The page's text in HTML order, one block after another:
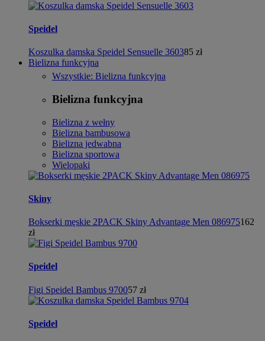
Speidel
Koszulka damska Speidel Sensuelle 360385 zł
Bielizna funkcyjna
Wszystkie: Bielizna funkcyjna
Bielizna funkcyjna
Bielizna z wełny
Bielizna bambusowa
Bielizna jedwabna
Bielizna sportowa
Wielopaki
Skiny
Bokserki męskie 2PACK Skiny Advantage Men 086975162
zł
Speidel
Figi Speidel Bambus 970057 zł
Speidel